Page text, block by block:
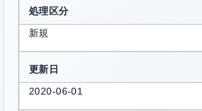
処理区分
新規
更新日
2020-06-01